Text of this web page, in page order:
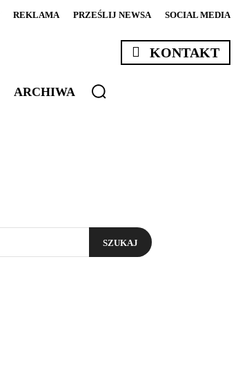
REKLAMA PRZEŚLIJ NEWSA SOCIAL MEDIA
KONTAKT
ARCHIWA
SZUKAJ